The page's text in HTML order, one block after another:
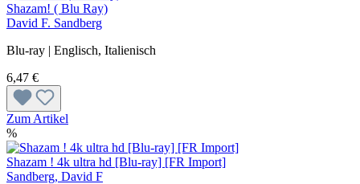
Shazam! ( Blu Ray)
David F. Sandberg
Blu-ray | Englisch, Italienisch
6,47 €
Zum Artikel
%
Shazam ! 4k ultra hd [Blu-ray] [FR Import]
Sandberg, David F